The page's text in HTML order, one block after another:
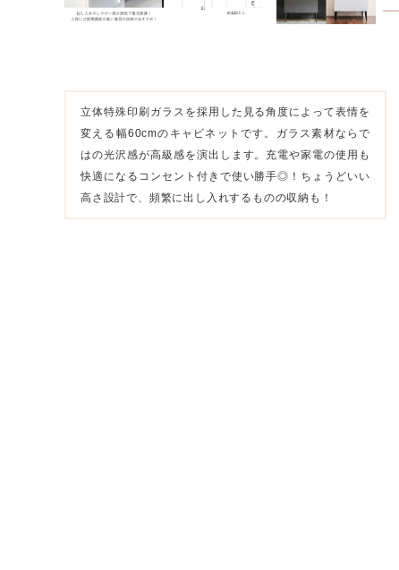
立体特殊印刷ガラスを採用した見る角度によって表情を
変える幅60cmのキャビネットです。ガラス素材ならで
はの光沢感が高級感を演出します。充電や家電の使用も
快適になるコンセント付きで使い勝手◎！ちょうどいい
高さ設計で、頻繁に出し入れするものの収納も！